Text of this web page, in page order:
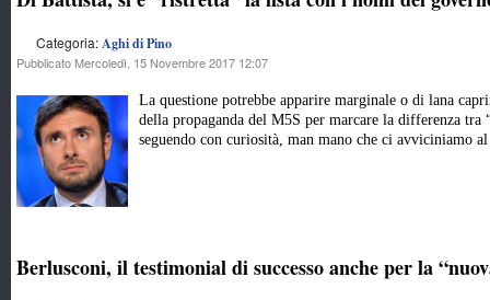
Categoria:Aghi di Pino
Pubblicato Mercoledì, 15 Novembre 2017 12:07
La questione potrebbe apparire marginale o di lana
della propaganda del M5S per marcare la differenza tra
seguendo con curiosità, man mano che ci avviciniamo
Berlusconi, il testimonial di successo anche per la